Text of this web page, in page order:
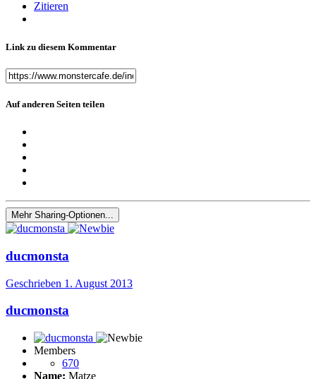
Zitieren
Link zu diesem Kommentar
Auf anderen Seiten teilen
Mehr Sharing-Optionen...
ducmonsta
Geschrieben 1. August 2013
ducmonsta
Members
670
Name: Matze